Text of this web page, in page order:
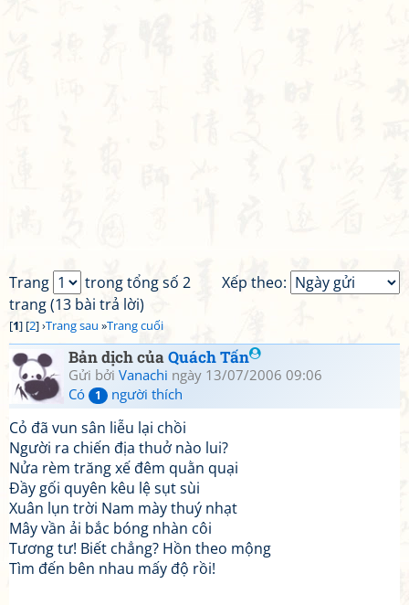
Xếp theo:
Trang
trong tổng số 2
trang (13 bài trả lời)
[1] [2] ›Trang sau »Trang cuối
Bản dịch củaQuách Tấn
Gửi bởi Vanachi ngày 13/07/2006 09:06
Có
1 người thích
Cỏ đã vun sân liễu lại chồi
Người ra chiến địa thuở nào lui?
Nửa rèm trăng xế đêm quằn quại
Đầy gối quyên kêu lệ sụt sùi
Xuân lụn trời Nam mày thuý nhạt
Mây vần ải bắc bóng nhàn côi
Tương tư! Biết chẳng? Hồn theo mộng
Tìm đến bên nhau mấy độ rồi!